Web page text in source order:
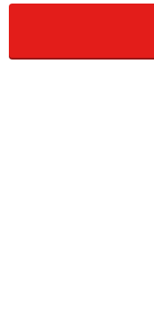
「ブランド産院御
院、聖路加病院の3
の赤十字医療センタ